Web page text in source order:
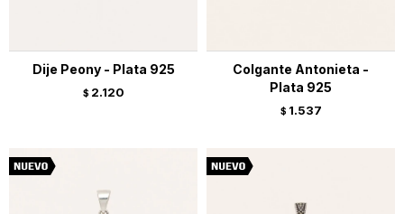
Dije Peony - Plata 925
$ 2.120
Colgante Antonieta -
Plata 925
$ 1.537